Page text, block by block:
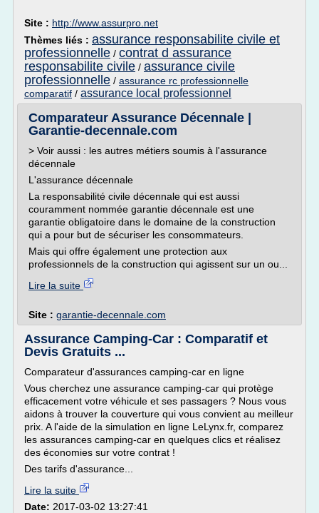
Site : http://www.assurpro.net
Thèmes liés : assurance responsabilite civile et
professionnelle / contrat d assurance
responsabilite civile / assurance civile
professionnelle / assurance rc professionnelle
comparatif / assurance local professionnel
Comparateur Assurance Décennale |
Garantie-decennale.com
> Voir aussi : les autres métiers soumis à l'assurance
décennale
L'assurance décennale
La responsabilité civile décennale qui est aussi
couramment nommée garantie décennale est une
garantie obligatoire dans le domaine de la construction
qui a pour but de sécuriser les consommateurs.
Mais qui offre également une protection aux
professionnels de la construction qui agissent sur un ou...
Lire la suite
Site : garantie-decennale.com
Assurance Camping-Car : Comparatif et
Devis Gratuits ...
Comparateur d'assurances camping-car en ligne
Vous cherchez une assurance camping-car qui protège
efficacement votre véhicule et ses passagers ? Nous vous
aidons à trouver la couverture qui vous convient au meilleur
prix. A l'aide de la simulation en ligne LeLynx.fr, comparez
les assurances camping-car en quelques clics et réalisez
des économies sur votre contrat !
Des tarifs d'assurance...
Lire la suite
Date: 2017-03-02 13:27:41